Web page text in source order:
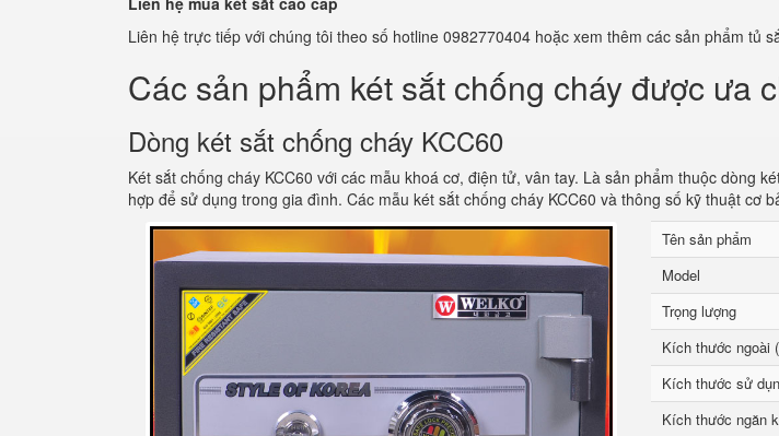
Liên hệ trực tiếp với chúng tôi theo số hotline 0982770404 hoặc xem thêm các sản phẩm tủ
Các sản phẩm két sắt chống cháy được ưa
Dòng két sắt chống cháy KCC60
Két sắt chống cháy KCC60 với các mẫu khoá cơ, điện tử, vân tay. Là sản phẩm thuộc dòng
hợp để sử dụng trong gia đình. Các mẫu két sắt chống cháy KCC60 và thông số kỹ thuật cơ
Tên sản phẩm
Model
Trọng lượng
Kích thước ngoài
Kích thước sử
Kích thước ngăn